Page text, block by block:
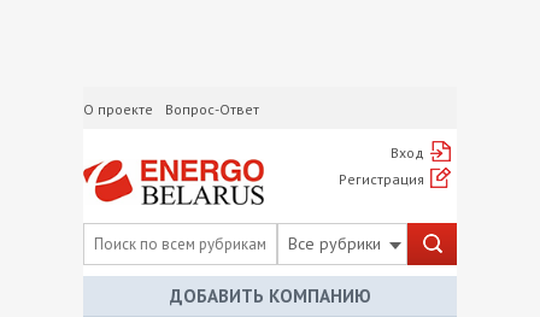
О проекте Вопрос-Ответ
Вход
Регистрация
Все рубрики
ДОБАВИТЬ КОМПАНИЮ